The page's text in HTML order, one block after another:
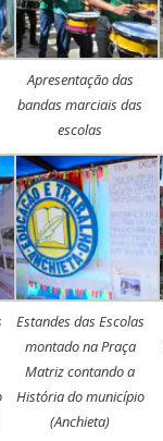
Apresentação das
bandas marciais das
escolas
Estandes das Escolas
montado na Praça
Matriz contando a
História do município
(Anchieta)